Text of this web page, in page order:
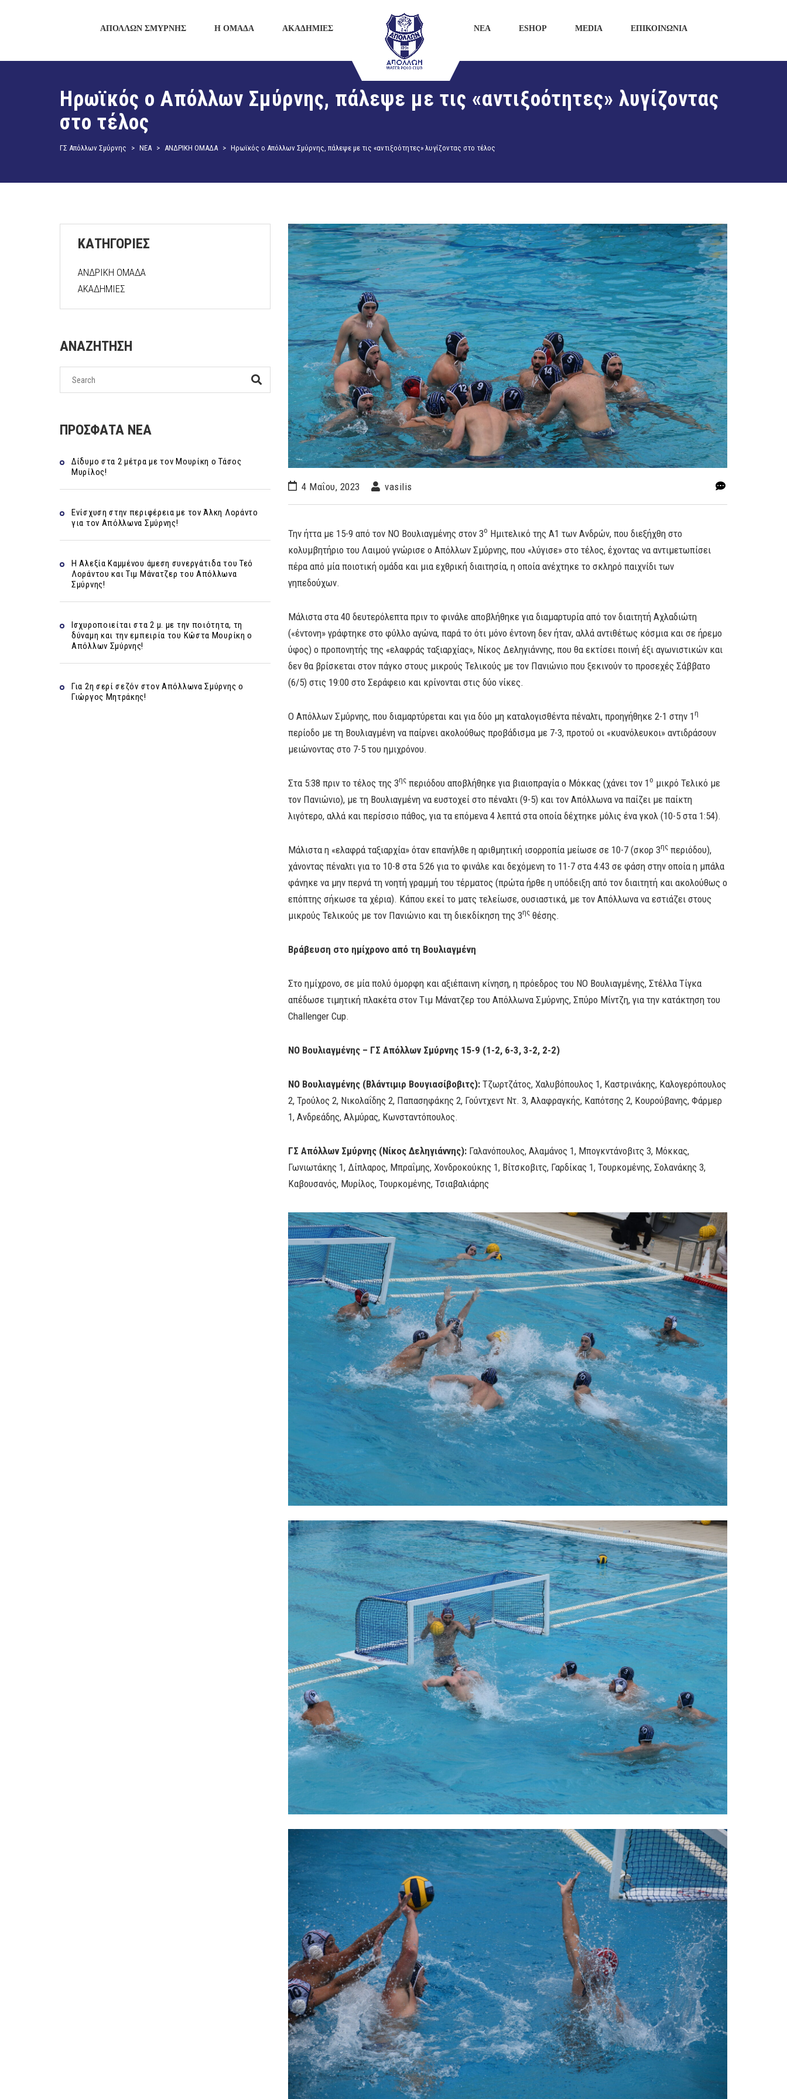
ΑΠΟΛΛΩΝ ΣΜΥΡΝΗΣ Η ΟΜΑΔΑ ΑΚΑΔΗΜΙΕΣ ΝΕΑ ESHOP MEDIA ΕΠΙΚΟΙΝΩΝΙΑ
Ηρωϊκός ο Απόλλων Σμύρνης, πάλεψε με τις «αντιξοότητες» λυγίζοντας
στο τέλος
ΓΣ Απόλλων Σμύρνης > ΝΕΑ > ΑΝΔΡΙΚΗ ΟΜΑΔΑ > Ηρωϊκός ο Απόλλων Σμύρνης, πάλεψε με τις «αντιξοότητες» λυγίζοντας στο τέλος
4 Μαΐου, 2023 vasilis
Την ήττα με 15-9 από τον ΝΟ Βουλιαγμένης στον 3ο Ημιτελικό της Α1 των Ανδρών, που διεξήχθη στο
κολυμβητήριο του Λαιμού γνώρισε ο Απόλλων Σμύρνης, που «λύγισε» στο τέλος, έχοντας να αντιμετωπίσει
πέρα από μία ποιοτική ομάδα και μια εχθρική διαιτησία, η οποία ανέχτηκε το σκληρό παιχνίδι των
γηπεδούχων.
Μάλιστα στα 40 δευτερόλεπτα πριν το φινάλε αποβλήθηκε για διαμαρτυρία από τον διαιτητή Αχλαδιώτη
(«έντονη» γράφτηκε στο φύλλο αγώνα, παρά το ότι μόνο έντονη δεν ήταν, αλλά αντιθέτως κόσμια και σε ήρεμο
ύφος) ο προπονητής της «ελαφράς ταξιαρχίας», Νίκος Δεληγιάννης, που θα εκτίσει ποινή έξι αγωνιστικών και
δεν θα βρίσκεται στον πάγκο στους μικρούς Τελικούς με τον Πανιώνιο που ξεκινούν το προσεχές Σάββατο
(6/5) στις 19:00 στο Σεράφειο και κρίνονται στις δύο νίκες.
Ο Απόλλων Σμύρνης, που διαμαρτύρεται και για δύο μη καταλογισθέντα πέναλτι, προηγήθηκε 2-1 στην 1η
περίοδο με τη Βουλιαγμένη να παίρνει ακολούθως προβάδισμα με 7-3, προτού οι «κυανόλευκοι» αντιδράσουν
μειώνοντας στο 7-5 του ημιχρόνου.
Στα 5:38 πριν το τέλος της 3ης περιόδου αποβλήθηκε για βιαιοπραγία ο Μόκκας (χάνει τον 1ο μικρό Τελικό με
τον Πανιώνιο), με τη Βουλιαγμένη να ευστοχεί στο πέναλτι (9-5) και τον Απόλλωνα να παίζει με παίκτη
λιγότερο, αλλά και περίσσιο πάθος, για τα επόμενα 4 λεπτά στα οποία δέχτηκε μόλις ένα γκολ (10-5 στα 1:54).
Μάλιστα η «ελαφρά ταξιαρχία» όταν επανήλθε η αριθμητική ισορροπία μείωσε σε 10-7 (σκορ 3ης περιόδου),
χάνοντας πέναλτι για το 10-8 στα 5:26 για το φινάλε και δεχόμενη το 11-7 στα 4:43 σε φάση στην οποία η μπάλα
φάνηκε να μην περνά τη νοητή γραμμή του τέρματος (πρώτα ήρθε η υπόδειξη από τον διαιτητή και ακολούθως ο
επόπτης σήκωσε τα χέρια). Κάπου εκεί το ματς τελείωσε, ουσιαστικά, με τον Απόλλωνα να εστιάζει στους
μικρούς Τελικούς με τον Πανιώνιο και τη διεκδίκηση της 3ης θέσης.
Βράβευση στο ημίχρονο από τη Βουλιαγμένη
Στο ημίχρονο, σε μία πολύ όμορφη και αξιέπαινη κίνηση, η πρόεδρος του ΝΟ Βουλιαγμένης, Στέλλα Τίγκα
απέδωσε τιμητική πλακέτα στον Tιμ Mάνατζερ του Απόλλωνα Σμύρνης, Σπύρο Μίντζη, για την κατάκτηση του
Challenger Cup.
ΝΟ Βουλιαγμένης – ΓΣ Απόλλων Σμύρνης 15-9 (1-2, 6-3, 3-2, 2-2)
ΝΟ Βουλιαγμένης (Βλάντιμιρ Βουγιασίβοβιτς): Τζωρτζάτος, Χαλυβόπουλος 1, Καστρινάκης, Καλογερόπουλος
2, Τρούλος 2, Νικολαΐδης 2, Παπασηφάκης 2, Γούντχεντ Ντ. 3, Αλαφραγκής, Καπότσης 2, Κουρούβανης, Φάρμερ
1, Ανδρεάδης, Αλμύρας, Κωνσταντόπουλος.
ΓΣ Απόλλων Σμύρνης (Νίκος Δεληγιάννης): Γαλανόπουλος, Αλαμάνος 1, Μπογκντάνοβιτς 3, Mόκκας,
Γωνιωτάκης 1, Δίπλαρος, Μπραΐμης, Χονδροκούκης 1, Βίτσκοβιτς, Γαρδίκας 1, Τουρκομένης, Σολανάκης 3,
Καβουσανός, Μυρίλος, Τουρκομένης, Τσιαβαλιάρης
ΚΑΤΗΓΟΡΙΕΣ
ΑΝΔΡΙΚΗ ΟΜΑΔΑ
ΑΚΑΔΗΜΙΕΣ
ΑΝΑΖΗΤΗΣΗ
ΠΡΟΣΦΑΤΑ ΝΕΑ
Δίδυμο στα 2 μέτρα με τον Μουρίκη ο Τάσος
Μυρίλος!
Ενίσχυση στην περιφέρεια με τον Άλκη Λοράντο
για τον Απόλλωνα Σμύρνης!
Η Αλεξία Καμμένου άμεση συνεργάτιδα του Τεό
Λοράντου και Τιμ Μάνατζερ του Απόλλωνα
Σμύρνης!
Ισχυροποιείται στα 2 μ. με την ποιότητα, τη
δύναμη και την εμπειρία του Κώστα Μουρίκη ο
Απόλλων Σμύρνης!
Για 2η σερί σεζόν στον Απόλλωνα Σμύρνης ο
Γιώργος Μητράκης!